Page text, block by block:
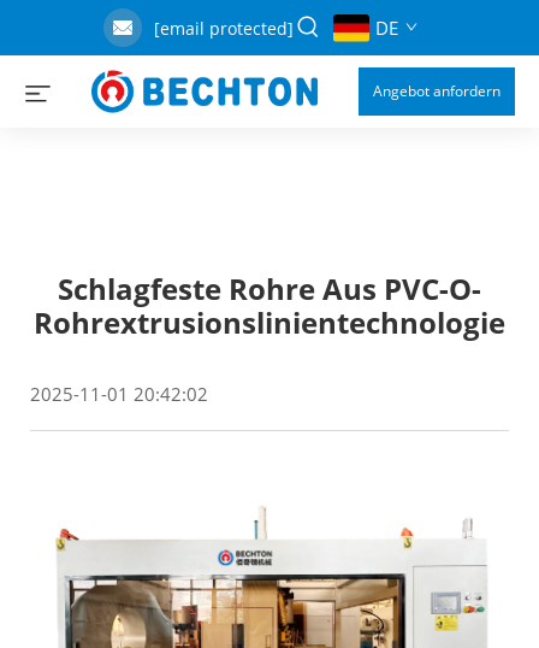
[email protected] DE
Angebot anfordern
Schlagfeste Rohre Aus PVC-O-
Rohrextrusionslinientechnologie
2025-11-01 20:42:02